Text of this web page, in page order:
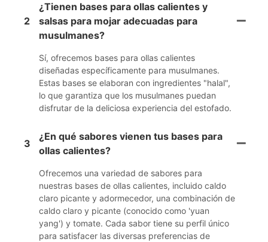
2
¿Tienen bases para ollas calientes y
salsas para mojar adecuadas para
musulmanes?
Sí, ofrecemos bases para ollas calientes
diseñadas específicamente para musulmanes.
Estas bases se elaboran con ingredientes "halal",
lo que garantiza que los musulmanes puedan
disfrutar de la deliciosa experiencia del estofado.
3
¿En qué sabores vienen tus bases para
ollas calientes?
Ofrecemos una variedad de sabores para
nuestras bases de ollas calientes, incluido caldo
claro picante y adormecedor, una combinación de
caldo claro y picante (conocido como 'yuan
yang') y tomate. Cada sabor tiene su perfil único
para satisfacer las diversas preferencias de